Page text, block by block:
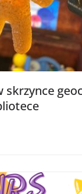
skrzynce